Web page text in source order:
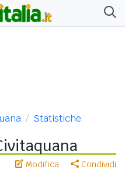
Statistiche
Modifica Condividi